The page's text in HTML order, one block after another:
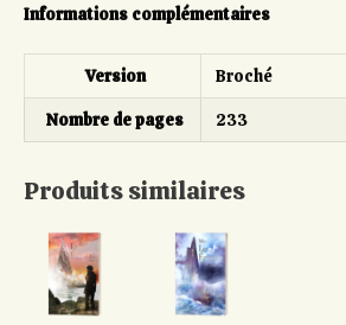
Informations complémentaires
Version Broché
Nombre de pages 233
Produits similaires